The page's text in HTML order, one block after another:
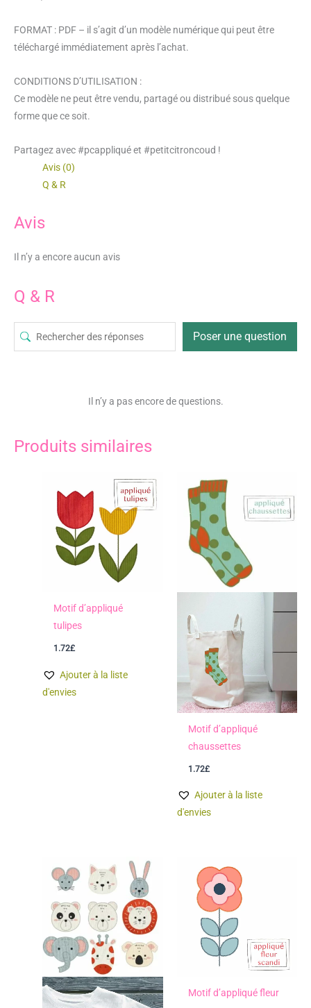
FORMAT : PDF – il s’agit d’un modèle numérique qui peut être
téléchargé immédiatement après l’achat.
CONDITIONS D’UTILISATION :
Ce modèle ne peut être vendu, partagé ou distribué sous quelque
forme que ce soit.
Partagez avec #pcappliqué et #petitcitroncoud !
Avis (0)
Q & R
Avis
Il n’y a encore aucun avis
Q & R
Poser une question
Il n’y a pas encore de questions.
Produits similaires
Motif d’appliqué
tulipes
1.72£
Ajouter à la liste
d'envies
Motif d’appliqué
chaussettes
1.72£
Ajouter à la liste
d'envies
Motif d’appliqué fleur